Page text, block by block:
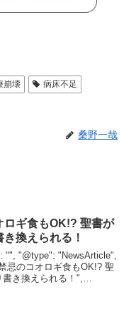
崩壊
病床不足
桑野一哉
ロギ食もOK!? 聖書が
換えられる！
"", "@type": "NewsArticle",
忌のコオロギ食もOK!? 聖
き換えられる！",